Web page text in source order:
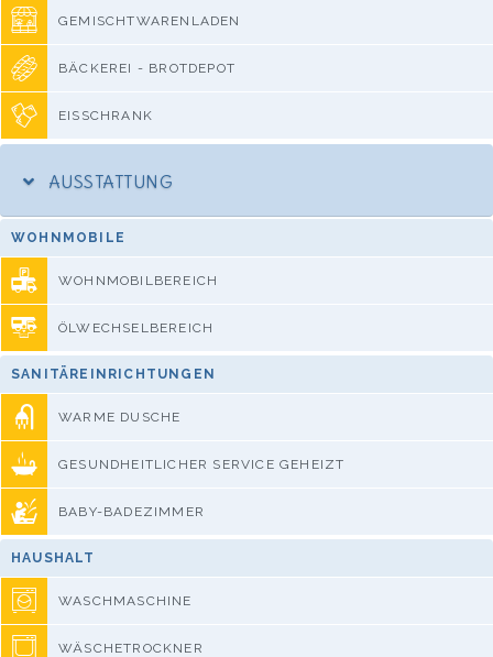
GEMISCHTWARENLADEN
BÄCKEREI - BROTDEPOT
EISSCHRANK
AUSSTATTUNG
WOHNMOBILE
WOHNMOBILBEREICH
ÖLWECHSELBEREICH
SANITÄREINRICHTUNGEN
WARME DUSCHE
GESUNDHEITLICHER SERVICE GEHEIZT
BABY-BADEZIMMER
HAUSHALT
WASCHMASCHINE
WÄSCHETROCKNER